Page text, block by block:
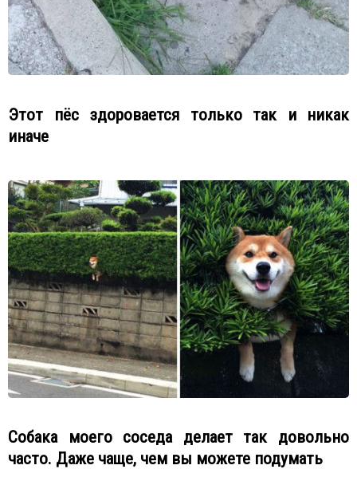
Этот пёс здоровается только так и никак
иначе
Собака моего соседа делает так довольно
часто. Даже чаще, чем вы можете подумать